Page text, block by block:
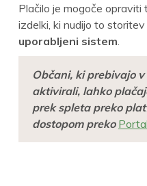
Plačilo je mogoče
izdelki, ki nudijo to storitev
uporabljeni sistem
Občani, ki prebivajo
aktivirali, lahko
prek spleta preko
dostopom preko